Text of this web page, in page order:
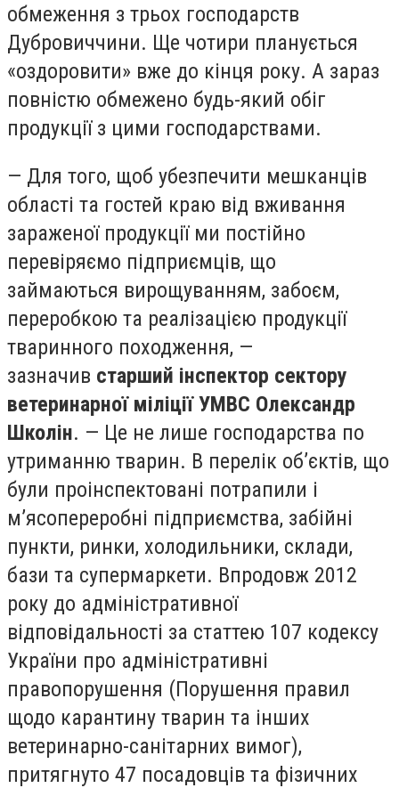
обмеження з трьох господарств
Дубровиччини. Ще чотири планується
«оздоровити» вже до кінця року. А зараз
повністю обмежено будь-який обіг
продукції з цими господарствами.
— Для того, щоб убезпечити мешканців
області та гостей краю від вживання
зараженої продукції ми постійно
перевіряємо підприємців, що
займаються вирощуванням, забоєм,
переробкою та реалізацією продукції
тваринного походження, —
зазначив старший інспектор сектору
ветеринарної міліції УМВС Олександр
Школін. — Це не лише господарства по
утриманню тварин. В перелік об’єктів, що
були проінспектовані потрапили і
м’ясопереробні підприємства, забійні
пункти, ринки, холодильники, склади,
бази та супермаркети. Впродовж 2012
року до адміністративної
відповідальності за статтею 107 кодексу
України про адміністративні
правопорушення (Порушення правил
щодо карантину тварин та інших
ветеринарно-санітарних вимог),
притягнуто 47 посадовців та фізичних